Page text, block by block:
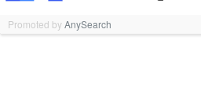
Promoted byAnySearch